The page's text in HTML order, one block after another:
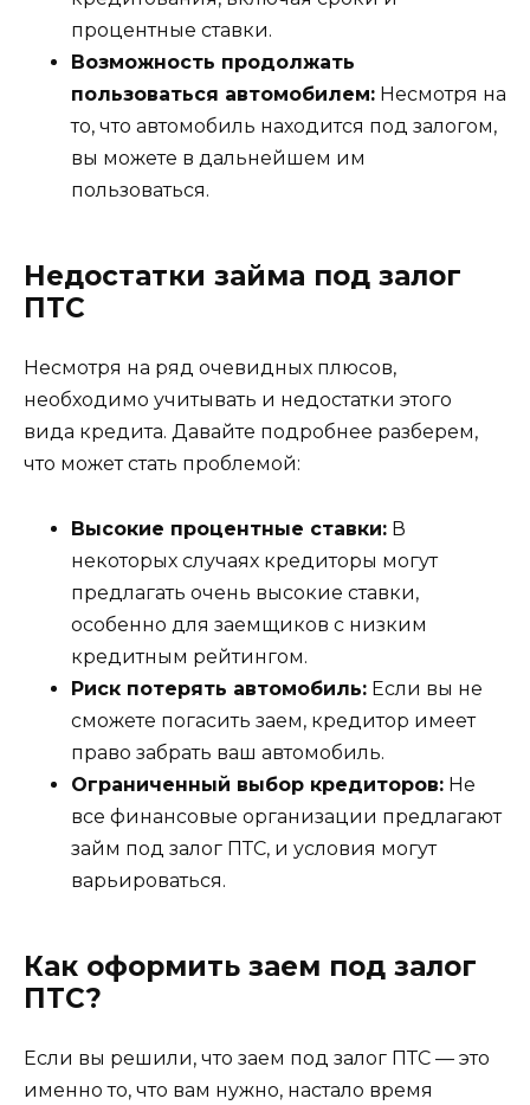
процентные ставки.
Возможность продолжать
пользоваться автомобилем: Несмотря на
то, что автомобиль находится под залогом,
вы можете в дальнейшем им
пользоваться.
Недостатки займа под залог
ПТС
Несмотря на ряд очевидных плюсов,
необходимо учитывать и недостатки этого
вида кредита. Давайте подробнее разберем,
что может стать проблемой:
Высокие процентные ставки: В
некоторых случаях кредиторы могут
предлагать очень высокие ставки,
особенно для заемщиков с низким
кредитным рейтингом.
Риск потерять автомобиль: Если вы не
сможете погасить заем, кредитор имеет
право забрать ваш автомобиль.
Ограниченный выбор кредиторов: Не
все финансовые организации предлагают
займ под залог ПТС, и условия могут
варьироваться.
Как оформить заем под залог
ПТС?
Если вы решили, что заем под залог ПТС — это
именно то, что вам нужно, настало время